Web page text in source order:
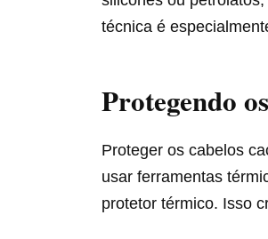
técnica é
Protegendo
Proteger os cabelos
usar ferramentas
protetor térmico. Isso